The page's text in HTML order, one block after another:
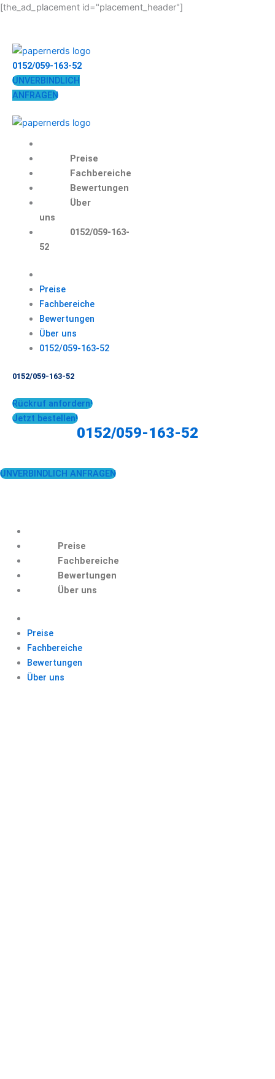
[the_ad_placement id="placement_header"]
Zum
0152/059-163-52
UNVERBINDLICH
ANFRAGEN
Preise
Fachbereiche
Bewertungen
Über
uns
0152/059-163-
52
Preise
Fachbereiche
Bewertungen
Über uns
0152/059-163-52
0152/059-163-52
Rückruf anfordern!
Jetzt bestellen!
0152/059-163-52
UNVERBINDLICH ANFRAGEN
Preise
Fachbereiche
Bewertungen
Über uns
Preise
Fachbereiche
Bewertungen
Über uns